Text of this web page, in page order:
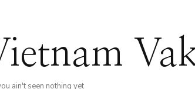
ain't seen nothing yet